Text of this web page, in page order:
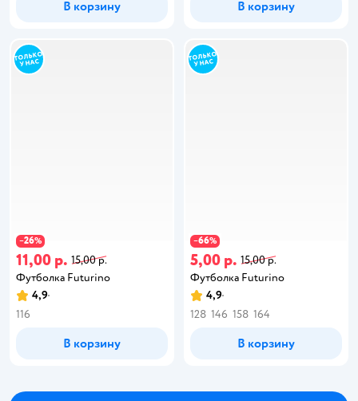
В корзину В корзину
−26%
11,00 р. 15,00 р.
Футболка Futurino
4,9
116
В корзину
−66%
5,00 р. 15,00 р.
Футболка Futurino
4,9
128 146 158 164
В корзину